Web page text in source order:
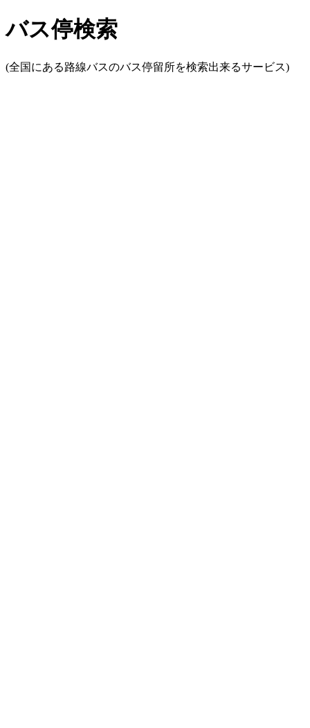
バス停検索
(全国にある路線バスのバス停留所を検索出来るサービス)